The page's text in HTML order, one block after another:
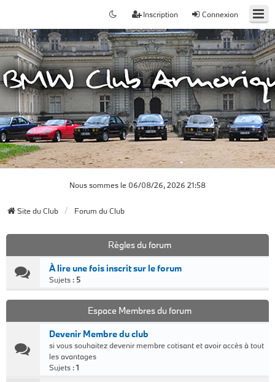
Connexion
Inscription
Nous sommes le 06/08/26, 2026 21:58
Site du Club Forum du Club
Règles du forum
À lire une fois inscrit sur le forum
Sujets : 5
Espace Membres du forum
Devenir Membre du club
si vous souhaitez devenir membre cotisant et avoir accès à tout
les avantages
Sujets :1